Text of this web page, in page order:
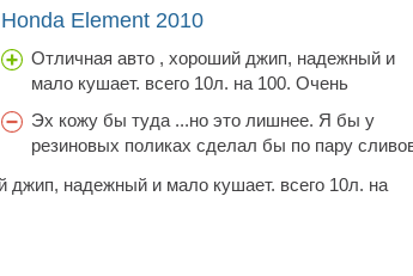
Honda Element 2010
Отличная авто , хороший джип, надежный и
мало кушает. всего 10л. на 100. Очень
придает ей устойчивость при снеге и на
поверхности дороги , чего не скажешь
сравнивая ее с Хондой СР-В ( у самого 2007 г.
Эх кожу бы туда ...но это лишнее. Я бы у
резиновых поликах сделал бы по пару
мыть со шланга ) .
джип, надежный и мало кушает. всего 10л. на